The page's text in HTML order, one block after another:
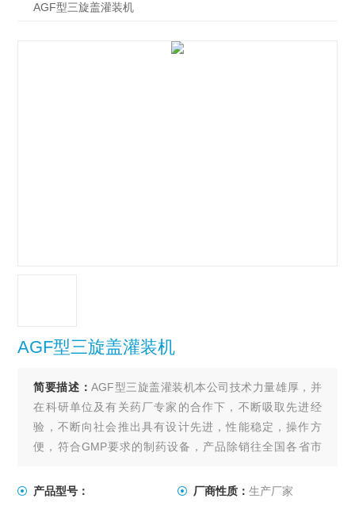
AGF型三旋盖灌装机
AGF型三旋盖灌装机
简要描述：AGF型三旋盖灌装机本公司技术力量雄厚，并
在科研单位及有关药厂专家的合作下，不断吸取先进经
验，不断向社会推出具有设计先进，性能稳定，操作方
便，符合GMP要求的制药设备，产品除销往全国各省市
产品型号：
厂商性质： 生产厂家